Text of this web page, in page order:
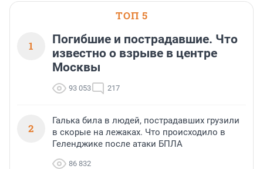
ТОП 5
1
Погибшие и пострадавшие. Что
известно о взрыве в центре
Москвы
93 053 217
2
Галька била в людей, пострадавших грузили
в скорые на лежаках. Что происходило в
Геленджике после атаки БПЛА
86 832